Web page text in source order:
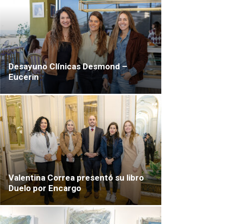
Desayuno Clínicas Desmond –
Eucerin
Valentina Correa presentó su libro
Duelo por Encargo